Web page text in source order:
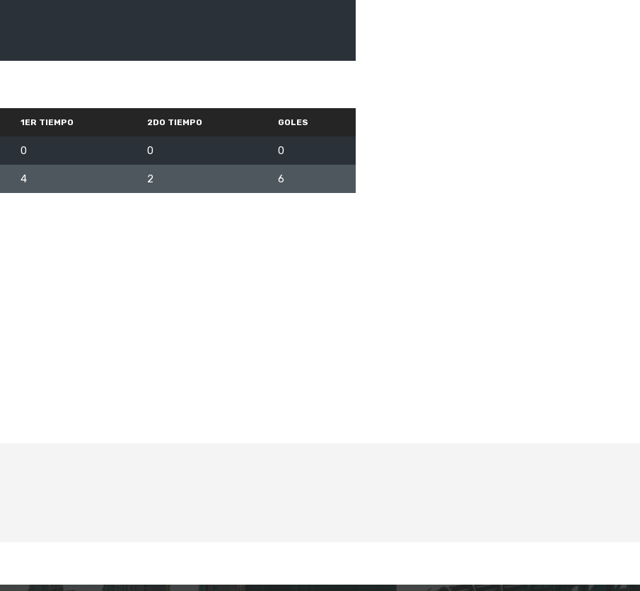
1ER TIEMPO 2DO TIEMPO GOLES
0 0 0
4 2 6